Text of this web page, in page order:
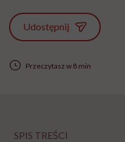
Udostępnij
Przeczytasz w 8 min
SPIS TREŚCI